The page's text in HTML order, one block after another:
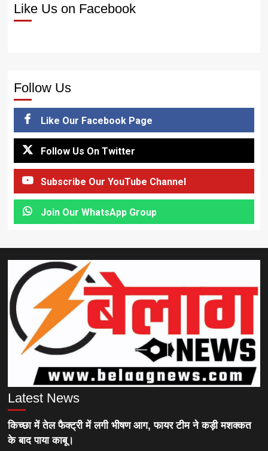
Like Us on Facebook
Follow Us
Like Our Facebook Page
Follow Us On Twitter
Subscribe Our YouTube Channel
Join Our WhatsApp Group
Latest News
किच्छा में तेल फैक्ट्री में लगी भीषण आग, फायर टीम ने कड़ी मशक्कत
के बाद पाया काबू।